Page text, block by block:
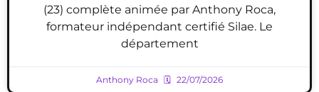
(23) complète animée par Anthony Roca,
formateur indépendant certifié Silae. Le
département
Anthony Roca 22/07/2026